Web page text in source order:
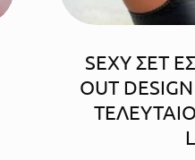
SEXY ΣΕΤ
OUT